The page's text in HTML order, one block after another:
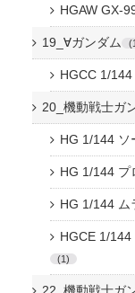
HGAW GX-
19_∀ガンダム 1
HGCC 1/
20_機動戦士ガ
HG 1/144 ソ
HG 1/144 プ
HG 1/144 ム
HGCE 1/
1